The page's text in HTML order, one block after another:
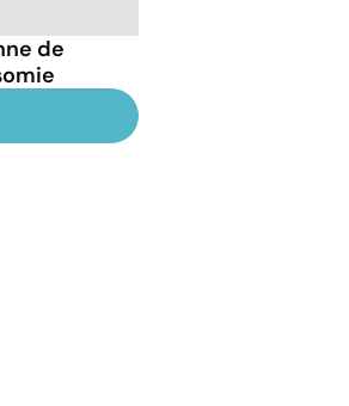
de